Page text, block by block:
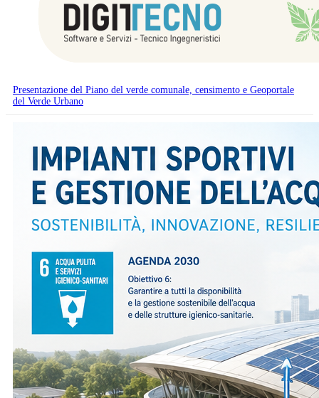
Presentazione del Piano del verde comunale, censimento e Geoportale
del Verde Urbano